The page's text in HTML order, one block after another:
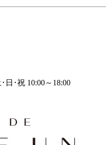
･祝 10:00～18:00